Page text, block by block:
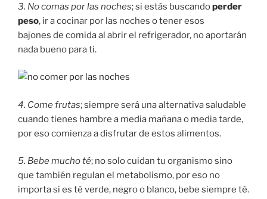
3. No comas por las noches; si estás buscandoperder
peso, ir a cocinar por las noches o tener esos
bajones de comida al abrir el refrigerador, no aportarán
nada bueno para ti.
4. Come frutas; siempre será una alternativa saludable
cuando tienes hambre a media mañana o media tarde,
por eso comienza a disfrutar de estos alimentos.
5. Bebe mucho té; no solo cuidan tu organismo sino
que también regulan el metabolismo, por eso no
importa si es té verde, negro o blanco, bebe siempre té.